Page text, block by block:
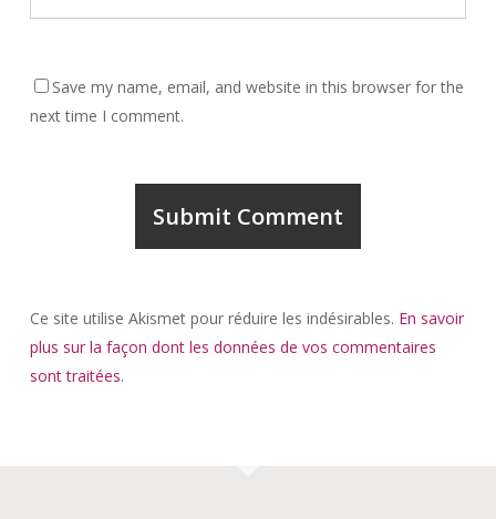
Save my name, email, and website in this browser for the
next time I comment.
Ce site utilise Akismet pour réduire les indésirables. En savoir
plus sur la façon dont les données de vos commentaires
sont traitées.